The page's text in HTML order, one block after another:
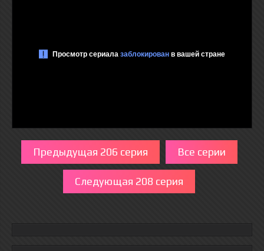
Предыдущая 206 серия Все серии
Следующая 208 серия